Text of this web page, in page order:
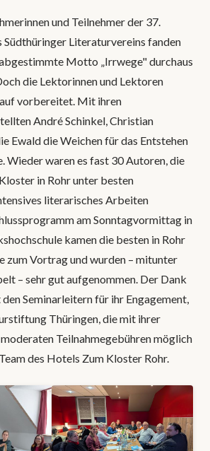
und Teilnehmer der 37.
Literaturvereins fanden
Motto „Irrwege" durchaus
die Lektorinnen und Lektoren
vorbereitet. Mit ihren
André Schinkel, Christian
Ewald die Weichen für das Entstehen
Wieder waren es fast 30 Autoren, die
in Rohr unter besten
literarisches Arbeiten
am Sonntagvormittag in
kamen die besten in Rohr
zum Vortrag und wurden – mitunter
– sehr gut aufgenommen. Der Dank
Seminarleitern für ihr Engagement,
Thüringen, die mit ihrer
Teilnahmegebühren möglich
des Hotels Zum Kloster Rohr.